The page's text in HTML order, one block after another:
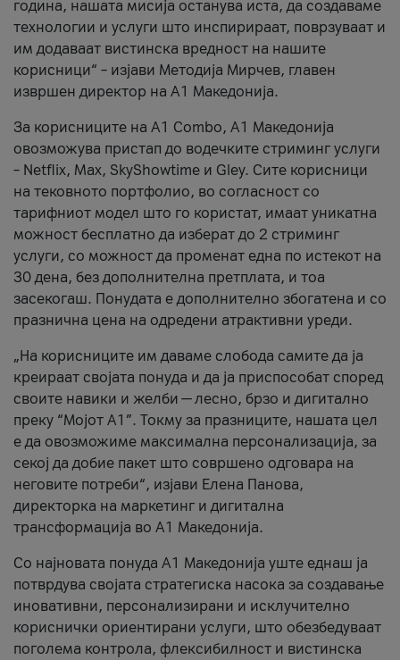
година, нашата мисија останува иста, да создаваме
технологии и услуги што инспирираат, поврзуваат и
им додаваат вистинска вредност на нашите
корисници“ – изјави Методија Мирчев, главен
извршен директор на А1 Македонија.
За корисниците на A1 Combo, А1 Македонија
овозможува пристап до водечките стриминг услуги
– Netflix, Max, SkyShowtime и Gley. Сите корисници
на тековното портфолио, во согласност со
тарифниот модел што го користат, имаат уникатна
можност бесплатно да изберат до 2 стриминг
услуги, со можност да променат една по истекот на
30 дена, без дополнителна претплата, и тоа
засекогаш. Понудата е дополнително збогатена и со
празнична цена на одредени атрактивни уреди.
„На корисниците им даваме слобода самите да ја
креираат својата понуда и да ја приспособат според
своите навики и желби — лесно, брзо и дигитално
преку “Мојот А1”. Токму за празниците, нашата цел
е да овозможиме максимална персонализација, за
секој да добие пакет што совршено одговара на
неговите потреби“, изјави Елена Панова,
директорка на маркетинг и дигитална
трансформација во А1 Македонија.
Со најновата понуда А1 Македонија уште еднаш ја
потврдува својата стратегиска насока за создавање
иновативни, персонализирани и исклучително
кориснички ориентирани услуги, што обезбедуваат
поголема контрола, флексибилност и вистинска